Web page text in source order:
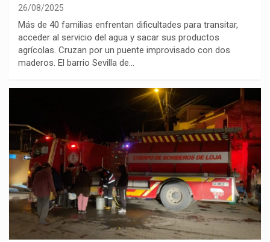
26/08/2025
Más de 40 familias enfrentan dificultades para transitar,
acceder al servicio del agua y sacar sus productos
agrícolas. Cruzan por un puente improvisado con dos
maderos. El barrio Sevilla de…